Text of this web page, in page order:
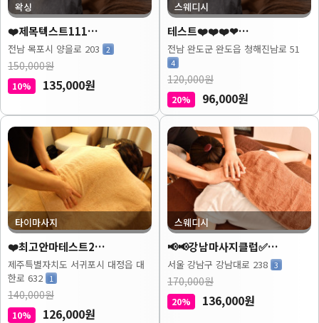
왁싱
❤️제목텍스트111…
전남 목포시 양을로 203 2
150,000원
10% 135,000원
스웨디시
테스트❤️❤️❤️❤…
전남 완도군 완도읍 청해진남로 51
4
120,000원
20% 96,000원
타이마사지
❤️최고안마테스트2…
제주특별자치도 서귀포시 대정읍 대
한로 632 1
140,000원
10% 126,000원
스웨디시
📢📢강남마사지클럽✅…
서울 강남구 강남대로 238 3
170,000원
20% 136,000원